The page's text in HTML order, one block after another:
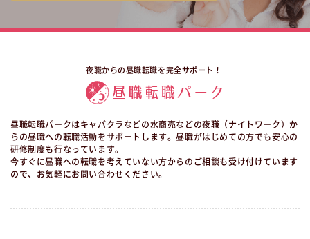
夜職からの昼職転職を完全サポート！
昼職転職パークはキャバクラなどの水商売などの夜職（ナイトワーク）か
らの昼職への転職活動をサポートします。昼職がはじめての方でも安心の
研修制度も行なっています。
今すぐに昼職への転職を考えていない方からのご相談も受け付けています
ので、お気軽にお問い合わせください。